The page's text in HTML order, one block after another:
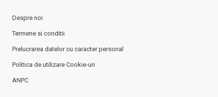
Despre noi
Termene si conditii
Prelucrarea datelor cu caracter personal
Politica de utilizare Cookie-uri
ANPC